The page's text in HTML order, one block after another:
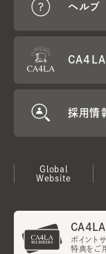
ヘルプ
採用情
Global
Website
ポイント
特典をご